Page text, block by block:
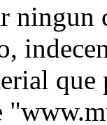
ningun